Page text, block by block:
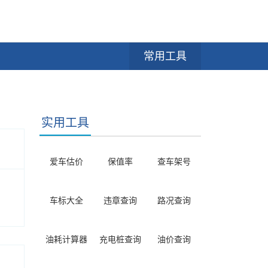
常用工具
实用工具
爱车估价 保值率 查车架号
车标大全 违章查询 路况查询
油耗计算器 充电桩查询 油价查询